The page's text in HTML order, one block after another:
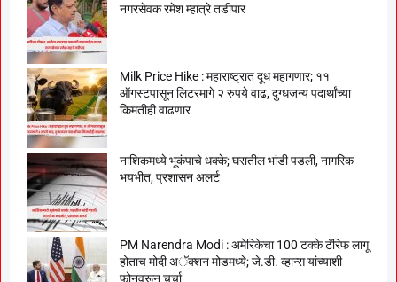
नगरसेवक रमेश म्हात्रे तडीपार
Milk Price Hike : महाराष्ट्रात दूध महागणार; ११
ऑगस्टपासून लिटरमागे २ रुपये वाढ, दुग्धजन्य पदार्थांच्या
किमतीही वाढणार
नाशिकमध्ये भूकंपाचे धक्के; घरातील भांडी पडली, नागरिक
भयभीत, प्रशासन अलर्ट
PM Narendra Modi : अमेरिकेचा 100 टक्के टॅरिफ लागू
होताच मोदी अॅक्शन मोडमध्ये; जे.डी. व्हान्स यांच्याशी
फोनवरून चर्चा